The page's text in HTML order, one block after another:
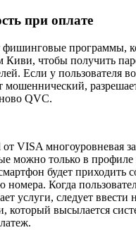
при оплате
программы,
Киви, чтобы получить
Если у пользователя
мошеннический,
QVC.
VISA многоуровневая
можно только в
будет приходить
номера. Когда
услуги, следует ввести
который высылается